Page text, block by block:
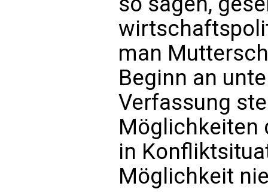
man
Beginn an
Verfassung
Möglichkeiten
in
Möglichkeit